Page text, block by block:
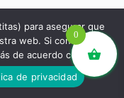
mundo 💚 |
Privacidad
0
para asegurar que
web. Si continúas
de acuerdo con ello.
de privacidad